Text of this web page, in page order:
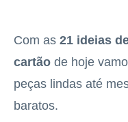
Com as 21 ideias
cartão de hoje
peças lindas até
baratos.